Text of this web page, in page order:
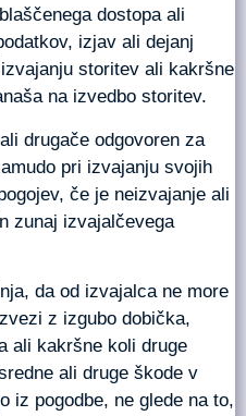
dostopa ali
izjav ali dejanj
storitev ali kakršne
na izvedbo storitev.
drugače odgovoren za
pri izvajanju svojih
če je neizvajanje ali
zunaj izvajalčevega
da od izvajalca ne more
z izgubo dobička,
ali kakršne koli druge
ali druge škode v
iz pogodbe, ne glede na to,